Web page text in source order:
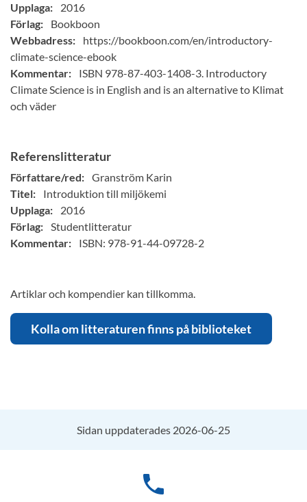
Upplaga:
2016
Förlag:
Bookboon
Webbadress:
https://bookboon.com/en/introductory-
climate-science-ebook
Kommentar:
ISBN 978-87-403-1408-3. Introductory
Climate Science is in English and is an alternative to Klimat
och väder
Referenslitteratur
Författare/red: Granström Karin
Titel:
Introduktion till miljökemi
Upplaga:
2016
Förlag: Studentlitteratur
Kommentar:
ISBN: 978-91-44-09728-2
Artiklar och kompendier kan tillkomma.
Kolla om litteraturen finns på biblioteket
Sidan uppdaterades 2026-06-25
phone